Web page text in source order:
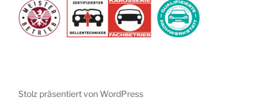
Stolz präsentiert von WordPress